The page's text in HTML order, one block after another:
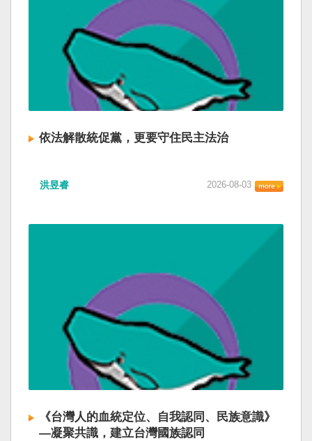
依法解散統促黨，更要守住民主法治
洪昱睿 2026-08-03
《台灣人的血統定位、自我認同、民族意識》
—凝聚共識，建立台灣國族認同